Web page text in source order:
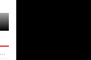
F1 | Red Bull mette il bavaglio a Marko: riservatezza fino al 2026